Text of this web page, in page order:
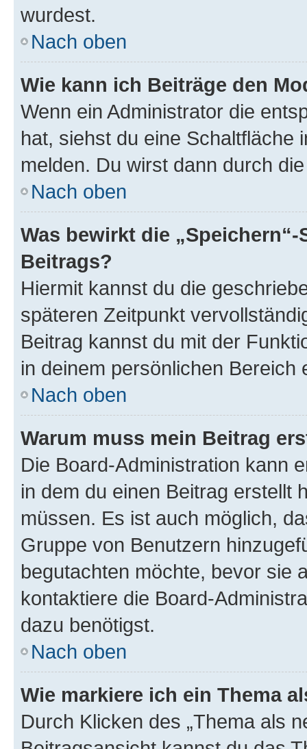
wurdest.
Nach oben
Wie kann ich Beiträge den
Wenn ein Administrator die
hat, siehst du eine Schaltfläche
melden. Du wirst dann durch
Nach oben
Was bewirkt die
Beitrags?
Hiermit kannst du die
späteren Zeitpunkt
Beitrag kannst du mit der
in deinem persönlichen Bereich
Nach oben
Warum muss mein Beitrag
Die Board-Administration kann
in dem du einen Beitrag erstellt
müssen. Es ist auch möglich,
Gruppe von Benutzern
begutachten möchte, bevor sie
kontaktiere die Board-
dazu benötigst.
Nach oben
Wie markiere ich ein Thema
Durch Klicken des „Thema als